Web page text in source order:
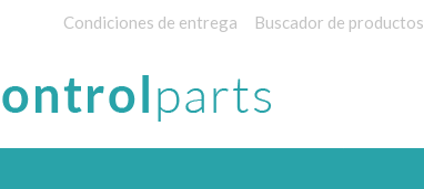
Condiciones de entrega Buscador de productos